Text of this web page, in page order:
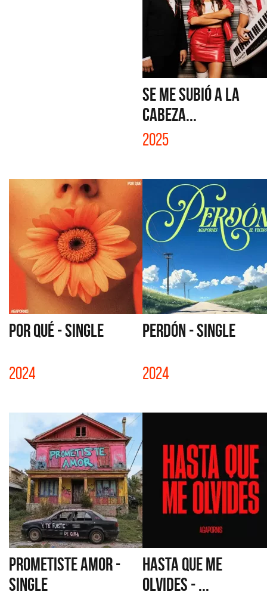
SE ME SUBIÓ A LA
CABEZA...
2025
POR QUÉ - SINGLE
2024
PERDÓN - SINGLE
2024
PROMETISTE AMOR -
SINGLE
HASTA QUE ME
OLVIDES - ...